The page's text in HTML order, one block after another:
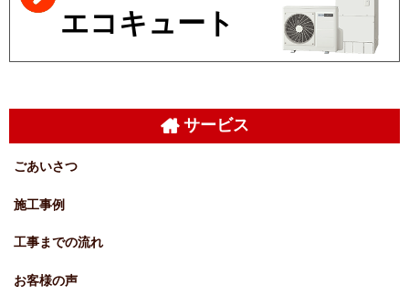
エコキュート
サービス
ごあいさつ
施工事例
工事までの流れ
お客様の声